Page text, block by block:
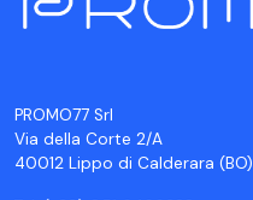
PROMO77 Srl
Via della Corte 2/A
40012 Lippo di Calderara (BO)